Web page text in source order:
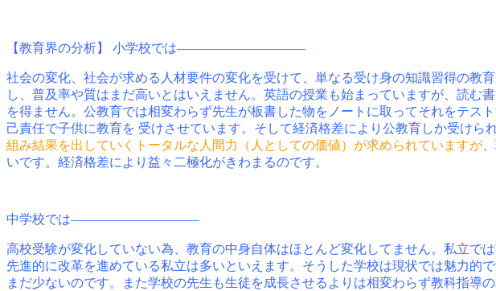
【教育界の分析】 小学校では――――――――――
社会の変化、社会が求める人材要件の変化を受けて、単なる受け身の知識習得の
し、普及率や質はまだ高いとはいえません。英語の授業も始まっていますが、読
を得ません。公教育では相変わらず先生が板書した物をノートに取ってそれをテ
己責任で子供に教育を 受けさせています。そして経済格差により公教育しか受けら
組み結果を出していくトータルな人間力（人としての価値）が求められていますが
いです。経済格差により益々二極化がきわまるのです。
中学校では――――――――――
高校受験が変化していない為、教育の中身自体はほとんど変化してません。私立で
先進的に改革を進めている私立は多いといえます。そうした学校は現状では魅力
まだ少ないのです。また学校の先生も生徒を成長させるよりは相変わらず教科指